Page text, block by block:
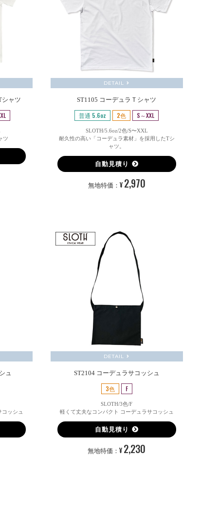
シャツ
ツ
DETAIL
ST1105 コーデュラＴシャツ
普通 5.6oz 2色 S～XXL
SLOTH/5.6oz/2色/S〜XXL
耐久性の高い「コーデュラ素材」を採用したTシ
ャツ。
自動見積り
無地特価： ¥2,970
ュ
コッシュ
DETAIL
ST2104 コーデュラサコッシュ
3色 F
SLOTH/3色/F
軽くて丈夫なコンパクト コーデュラサコッシュ
自動見積り
無地特価：¥2,230